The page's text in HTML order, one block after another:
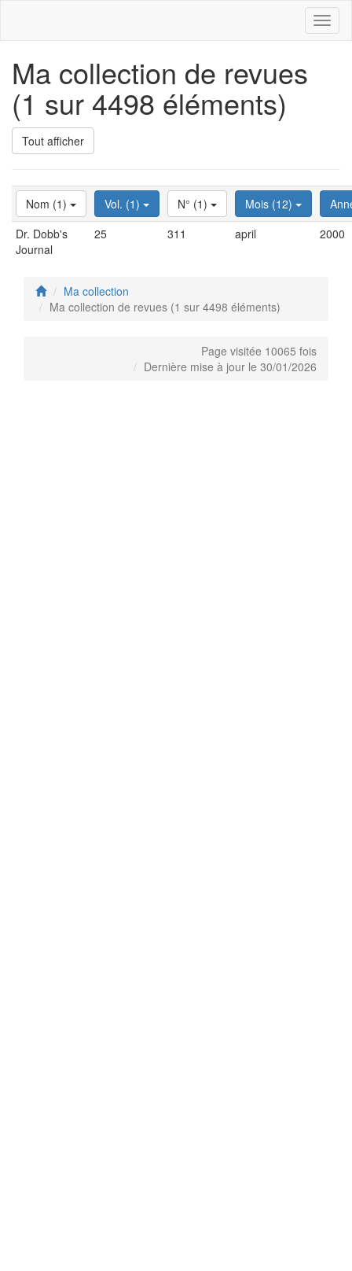
Ma collection de revues
(1 sur 4498 éléments)
Tout afficher
Nom (1) Vol. (1) N° (1) Mois (12)
Dr. Dobb's
Journal
25 311 april 2000
Ma collection
Ma collection de revues (1 sur 4498 éléments)
Page visitée 10065 fois
Dernière mise à jour le 30/01/2026